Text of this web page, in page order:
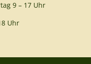
9 – 17 Uhr
Uhr